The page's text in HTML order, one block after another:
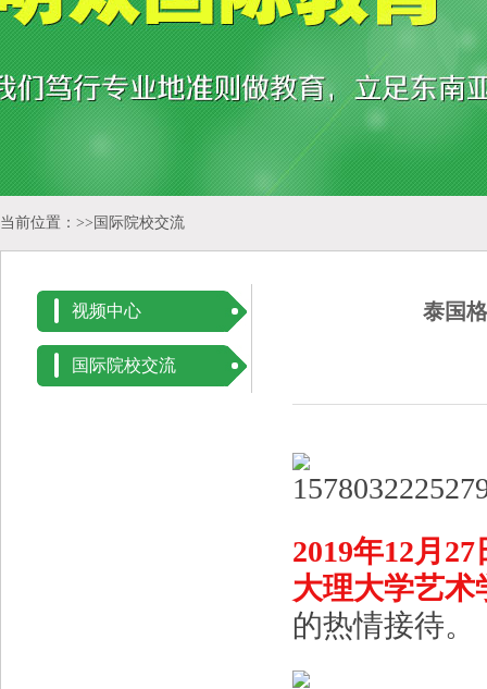
当前位置：>> 国际院校交流
视频中心
国际院校交流
泰国
2019年12月 27
大理大学艺术
的热情接待。